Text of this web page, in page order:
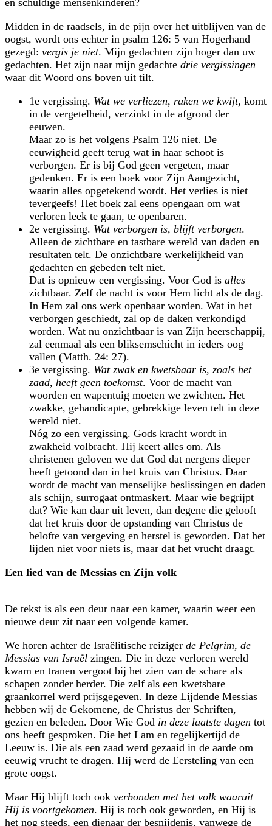
Midden in de raadsels, in de pijn over het uitblijven van de
oogst, wordt ons echter in psalm 126: 5 van Hogerhand
gezegd: vergis je niet. Mijn gedachten zijn hoger dan uw
gedachten. Het zijn naar mijn gedachte drie vergissingen
waar dit Woord ons boven uit tilt.
1e vergissing. Wat we verliezen, raken we kwijt, komt
in de vergetelheid, verzinkt in de afgrond der
eeuwen.
Maar zo is het volgens Psalm 126 niet. De
eeuwigheid geeft terug wat in haar schoot is
verborgen. Er is bij God geen vergeten, maar
gedenken. Er is een boek voor Zijn Aangezicht,
waarin alles opgetekend wordt. Het verlies is niet
tevergeefs! Het boek zal eens opengaan om wat
verloren leek te gaan, te openbaren.
2e vergissing. Wat verborgen is, blíjft verborgen.
Alleen de zichtbare en tastbare wereld van daden en
resultaten telt. De onzichtbare werkelijkheid van
gedachten en gebeden telt niet.
Dat is opnieuw een vergissing. Voor God is alles
zichtbaar. Zelf de nacht is voor Hem licht als de dag.
In Hem zal ons werk openbaar worden. Wat in het
verborgen geschiedt, zal op de daken verkondigd
worden. Wat nu onzichtbaar is van Zijn heerschappij,
zal eenmaal als een bliksemschicht in ieders oog
vallen (Matth. 24: 27).
3e vergissing. Wat zwak en kwetsbaar is, zoals het
zaad, heeft geen toekomst. Voor de macht van
woorden en wapentuig moeten we zwichten. Het
zwakke, gehandicapte, gebrekkige leven telt in deze
wereld niet.
Nóg zo een vergissing. Gods kracht wordt in
zwakheid volbracht. Hij keert alles om. Als
christenen geloven we dat God dat nergens dieper
heeft getoond dan in het kruis van Christus. Daar
wordt de macht van menselijke beslissingen en daden
als schijn, surrogaat ontmaskert. Maar wie begrijpt
dat? Wie kan daar uit leven, dan degene die gelooft
dat het kruis door de opstanding van Christus de
belofte van vergeving en herstel is geworden. Dat het
lijden niet voor niets is, maar dat het vrucht draagt.
Een lied van de Messias en Zijn volk
De tekst is als een deur naar een kamer, waarin weer een
nieuwe deur zit naar een volgende kamer.
We horen achter de Israëlitische reiziger de Pelgrim, de
Messias van Israël zingen. Die in deze verloren wereld
kwam en tranen vergoot bij het zien van de schare als
schapen zonder herder. Die zelf als een kwetsbare
graankorrel werd prijsgegeven. In deze Lijdende Messias
hebben wij de Gekomene, de Christus der Schriften,
gezien en beleden. Door Wie God in deze laatste dagen tot
ons heeft gesproken. Die het Lam en tegelijkertijd de
Leeuw is. Die als een zaad werd gezaaid in de aarde om
eeuwig vrucht te dragen. Hij werd de Eersteling van een
grote oogst.
Maar Hij blijft toch ook verbonden met het volk waaruit
Hij is voortgekomen. Hij is toch ook geworden, en Hij is
het nog steeds, een dienaar der besnijdenis, vanwege de